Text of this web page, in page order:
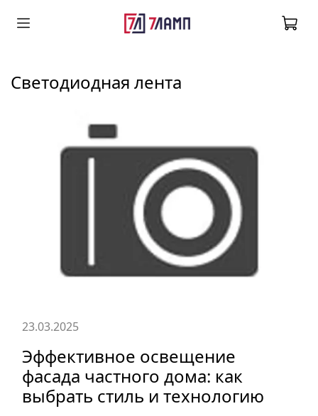
светодиодная лента
Эффективное освещение
фасада частного дома: как
выбрать стиль и технологию
23.03.2025